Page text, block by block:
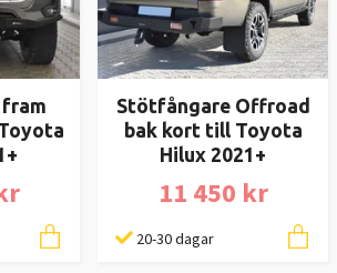
Stötfångare Offroad
bak kort till Toyota
Hilux 2021+
11 450 kr
20-30 dagar